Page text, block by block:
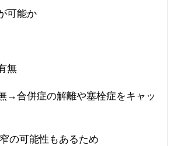
可能か
無
→合併症の解離や塞栓症をキャッ
の可能性もあるため